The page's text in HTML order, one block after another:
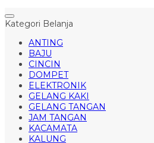
Kategori Belanja
ANTING
BAJU
CINCIN
DOMPET
ELEKTRONIK
GELANG KAKI
GELANG TANGAN
JAM TANGAN
KACAMATA
KALUNG